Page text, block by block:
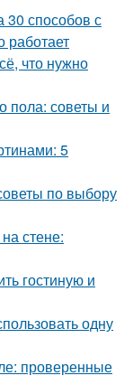
30 способов с
работает
что нужно
пола: советы и
5
по выбору
стене:
гостиную и
одну
проверенные